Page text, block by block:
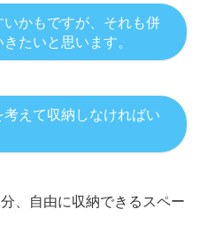
かもですが、それも併
たいと思います。
えて収納しなければい
、自由に収納できるスペー